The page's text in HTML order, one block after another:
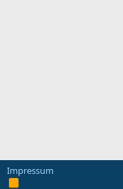
Impressum
R